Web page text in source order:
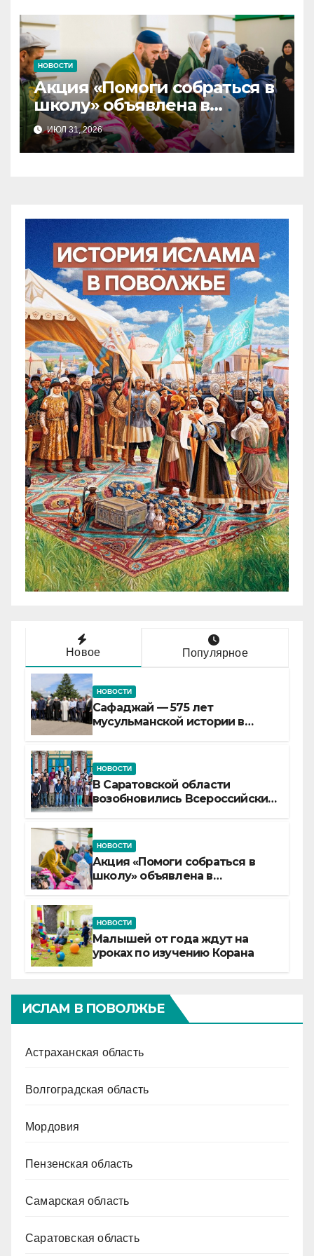
НОВОСТИ
Акция «Помоги собраться в
школу» объявлена в
Татарстане
ИЮЛ 31, 2026
Новое Популярное
НОВОСТИ
Сафаджай — 575 лет
мусульманской истории в
НОВОСТИ
В Саратовской области
возобновились Всероссийские
НОВОСТИ
Акция «Помоги собраться в
школу» объявлена в
НОВОСТИ
Малышей от года ждут на
уроках по изучению Корана
ИСЛАМ В ПОВОЛЖЬЕ
Астраханская область
Волгоградская область
Мордовия
Пензенская область
Самарская область
Саратовская область